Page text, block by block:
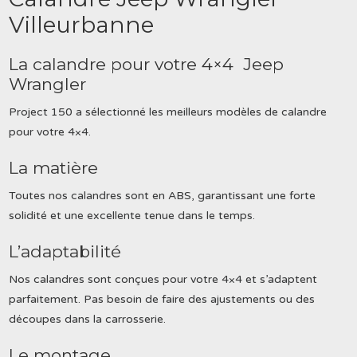
Villeurbanne
La calandre pour votre 4×4 Jeep
Wrangler
Project 150 a sélectionné les meilleurs modèles de calandre
pour votre 4×4.
La matière
Toutes nos calandres sont en ABS, garantissant une forte
solidité et une excellente tenue dans le temps.
L’adaptabilité
Nos calandres sont conçues pour votre 4×4 et s’adaptent
parfaitement. Pas besoin de faire des ajustements ou des
découpes dans la carrosserie.